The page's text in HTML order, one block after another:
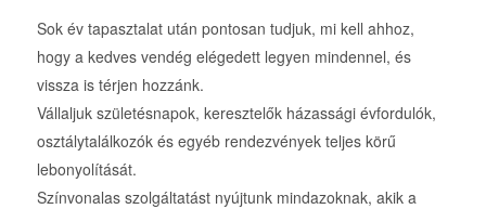
Sok év tapasztalat után pontosan tudjuk, mi kell ahhoz,
hogy a kedves vendég elégedett legyen mindennel, és
vissza is térjen hozzánk.
Vállaljuk születésnapok, keresztelők házassági évfordulók,
osztálytalálkozók és egyéb rendezvények teljes körű
lebonyolítását.
Színvonalas szolgáltatást nyújtunk mindazoknak, akik a